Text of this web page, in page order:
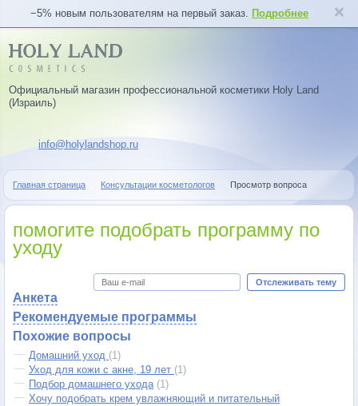
−5% новым пользователям на первый заказ. Подробнее
Официальный магазин профессиональной косметики Holy Land
(Израиль)
info@holylandshop.ru
Главная страница Консультации косметологов Просмотр вопроса
помогите подобрать программу по
уходу
Отслеживать тему
Анкета
Рекомендуемые программы
Похожие вопросы
Домашний уход (1)
Уход для кожи с акне, 19 лет (1)
Подбор домашнего ухода (1)
Хочу подобрать крем увлажняющий и питательный